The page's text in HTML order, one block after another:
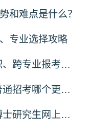
和难点是什么？
专业选择攻略
2027考博招生全日制、在职、跨专业报考要求
2027考博招生申请考核和普通招考哪个更好考？
2027年报考上海政法学院博士研究生网上报名公告